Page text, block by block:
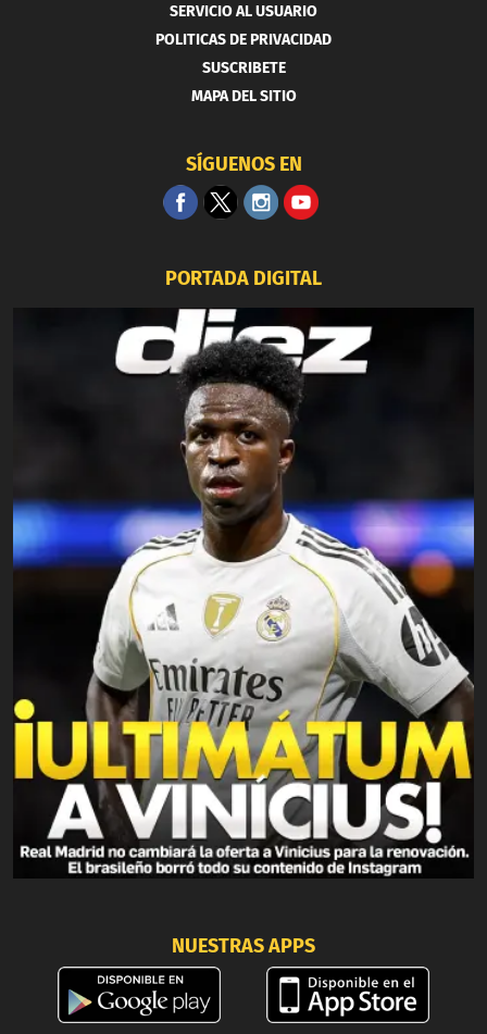
SERVICIO AL USUARIO
POLITICAS DE PRIVACIDAD
SUSCRIBETE
MAPA DEL SITIO
SÍGUENOS EN
PORTADA DIGITAL
NUESTRAS APPS